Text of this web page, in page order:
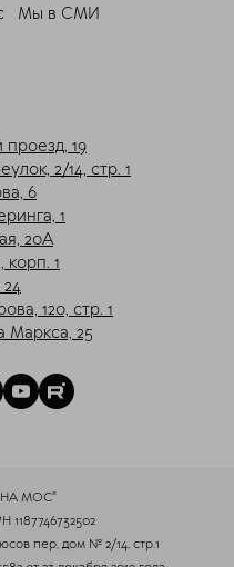
Мы в СМИ
19
2/14, стр. 1
6
1
20А
корп. 1
120, стр. 1
Маркса, 25
МОС"
1187746732502
пер, дом № 2/14, стр.1
удобный